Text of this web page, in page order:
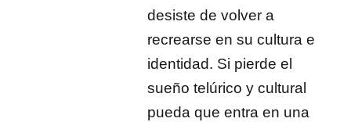
desiste de volver a
recrearse en su cultura e
identidad. Si pierde el
sueño telúrico y cultural
pueda que entra en una